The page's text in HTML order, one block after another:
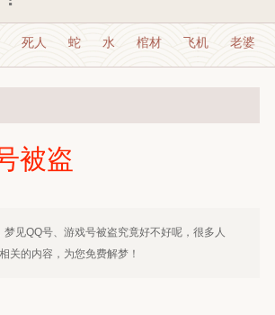
死人 蛇 水 棺材 飞机 老婆
被盗
见QQ号、游戏号被盗究竟好不好呢，很多人
关的内容，为您免费解梦！